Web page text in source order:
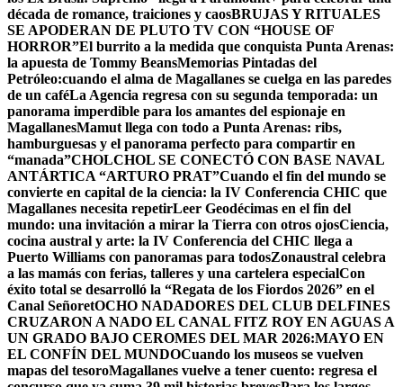
década de romance, traiciones y caosBRUJAS Y RITUALES
SE APODERAN DE PLUTO TV CON “HOUSE OF
HORROR”El burrito a la medida que conquista Punta Arenas:
la apuesta de Tommy BeansMemorias Pintadas del
Petróleo:cuando el alma de Magallanes se cuelga en las paredes
de un caféLa Agencia regresa con su segunda temporada: un
panorama imperdible para los amantes del espionaje en
MagallanesMamut llega con todo a Punta Arenas: ribs,
hamburguesas y el panorama perfecto para compartir en
“manada”CHOLCHOL SE CONECTÓ CON BASE NAVAL
ANTÁRTICA “ARTURO PRAT”Cuando el fin del mundo se
convierte en capital de la ciencia: la IV Conferencia CHIC que
Magallanes necesita repetirLeer Geodécimas en el fin del
mundo: una invitación a mirar la Tierra con otros ojosCiencia,
cocina austral y arte: la IV Conferencia del CHIC llega a
Puerto Williams con panoramas para todosZonaustral celebra
a las mamás con ferias, talleres y una cartelera especialCon
éxito total se desarrolló la “Regata de los Fiordos 2026” en el
Canal SeñoretOCHO NADADORES DEL CLUB DELFINES
CRUZARON A NADO EL CANAL FITZ ROY EN AGUAS A
UN GRADO BAJO CEROMES DEL MAR 2026:MAYO EN
EL CONFÍN DEL MUNDOCuando los museos se vuelven
mapas del tesoroMagallanes vuelve a tener cuento: regresa el